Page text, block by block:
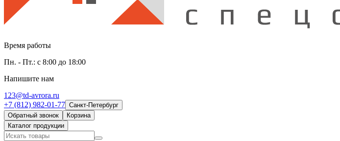
Время работы
Пн. - Пт.: с 8:00 до 18:00
Напишите нам
123@td-avrora.ru
+7 (812) 982-01-77 Санкт-Петербург
Обратный звонок
Корзина
Каталог продукции